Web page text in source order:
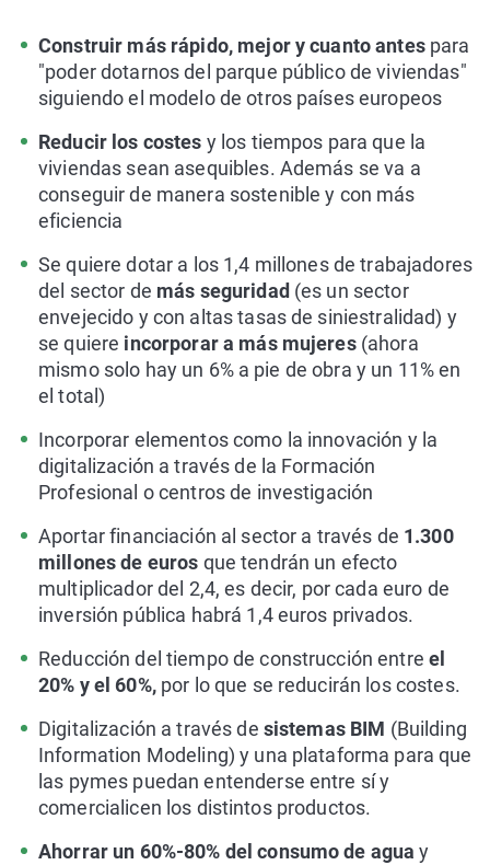
Construir más rápido, mejor y cuanto antespara
"poder dotarnos del parque público de viviendas"
siguiendo el modelo de otros países europeos
Reducir los costes y los tiempos para que la
viviendas sean asequibles. Además se va a
conseguir de manera sostenible y con más
eficiencia
Se quiere dotar a los 1,4 millones de trabajadores
del sector de más seguridad (es un sector
envejecido y con altas tasas de siniestralidad) y
se quiere incorporar a más mujeres (ahora
mismo solo hay un 6% a pie de obra y un 11% en
el total)
Incorporar elementos como la innovación y la
digitalización a través de la Formación
Profesional o centros de investigación
Aportar financiación al sector a través de 1.300
millones de euros que tendrán un efecto
multiplicador del 2,4, es decir, por cada euro de
inversión pública habrá 1,4 euros privados.
Reducción del tiempo de construcción entreel
20% y el 60%,por lo que se reducirán los costes.
Digitalización a través de sistemas BIM (Building
Information Modeling) y una plataforma para que
las pymes puedan entenderse entre sí y
comercialicen los distintos productos.
Ahorrar un 60%-80% del consumo de agua y